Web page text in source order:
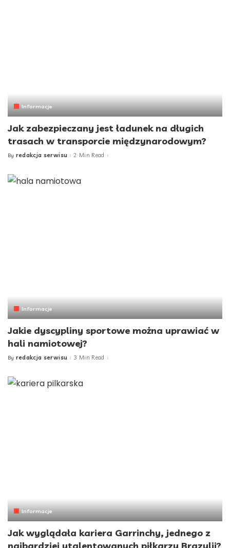
Informacje
Jak zabezpieczany jest ładunek na długich
trasach w transporcie międzynarodowym?
Posted
By redakcja serwisu 2 Min Read
Informacje
Jakie dyscypliny sportowe można uprawiać w
hali namiotowej?
Posted
By redakcja serwisu 3 Min Read
Informacje
Jak wyglądała kariera Garrinchy, jednego z